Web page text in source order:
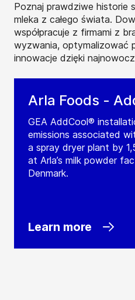
Poznaj prawdziwe historie
mleka z całego świata.
współpracuje z firmami z
wyzwania, optymalizować
innowacje dzięki
Arla Foods -
GEA AddCool®
emissions associated
a spray dryer plant by
at Arla’s milk powder
Denmark.
Learn more